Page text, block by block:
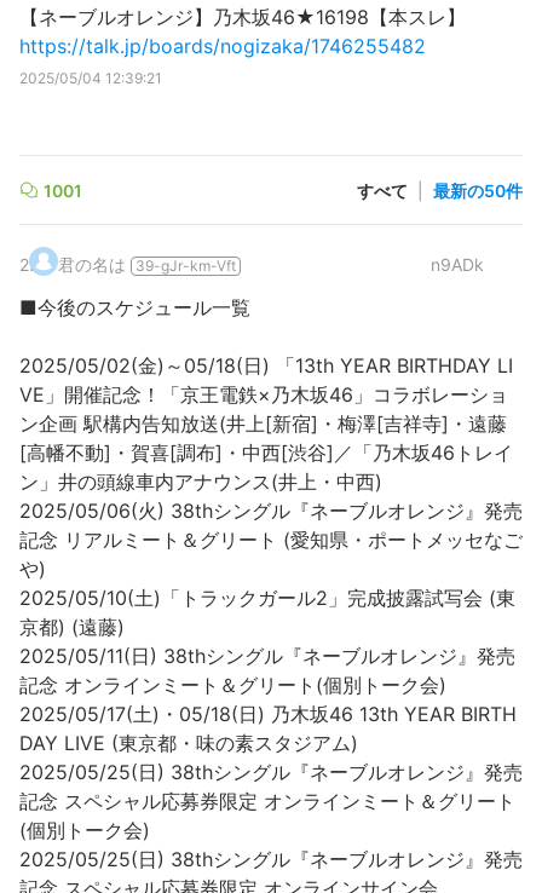
【ネーブルオレンジ】乃木坂46★16198【本スレ】
https://talk.jp/boards/nogizaka/1746255482
2025/05/04 12:39:21
1001 すべて 最新の50件
2. 君の名は 39-gJr-km-Vft n9ADk
■今後のスケジュール一覧
2025/05/02(金)～05/18(日) 「13th YEAR BIRTHDAY LI
VE」開催記念！「京王電鉄×乃木坂46」コラボレーショ
ン企画 駅構内告知放送(井上[新宿]・梅澤[吉祥寺]・遠藤
[高幡不動]・賀喜[調布]・中西[渋谷]／「乃木坂46トレイ
ン」井の頭線車内アナウンス(井上・中西)
2025/05/06(火) 38thシングル『ネーブルオレンジ』発売
記念 リアルミート＆グリート (愛知県・ポートメッセなご
や)
2025/05/10(土)「トラックガール2」完成披露試写会 (東
京都) (遠藤)
2025/05/11(日) 38thシングル『ネーブルオレンジ』発売
記念 オンラインミート＆グリート(個別トーク会)
2025/05/17(土)・05/18(日) 乃木坂46 13th YEAR BIRTH
DAY LIVE (東京都・味の素スタジアム)
2025/05/25(日) 38thシングル『ネーブルオレンジ』発売
記念 スペシャル応募券限定 オンラインミート＆グリート
(個別トーク会)
2025/05/25(日) 38thシングル『ネーブルオレンジ』発売